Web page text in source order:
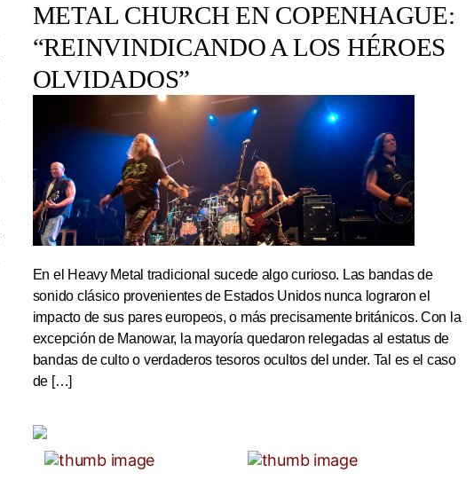
METAL CHURCH EN COPENHAGUE:
“REINVINDICANDO A LOS HÉROES
OLVIDADOS”
En el Heavy Metal tradicional sucede algo curioso. Las bandas de
sonido clásico provenientes de Estados Unidos nunca lograron el
impacto de sus pares europeos, o más precisamente británicos. Con la
excepción de Manowar, la mayoría quedaron relegadas al estatus de
bandas de culto o verdaderos tesoros ocultos del under. Tal es el caso
de […]